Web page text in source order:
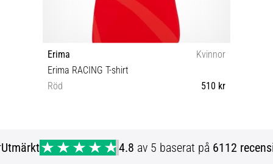
Erima
Kvinnor
Erima RACING T-shirt
Röd
510 kr
Utmärkt 4.8 av 5 baserat på 6112